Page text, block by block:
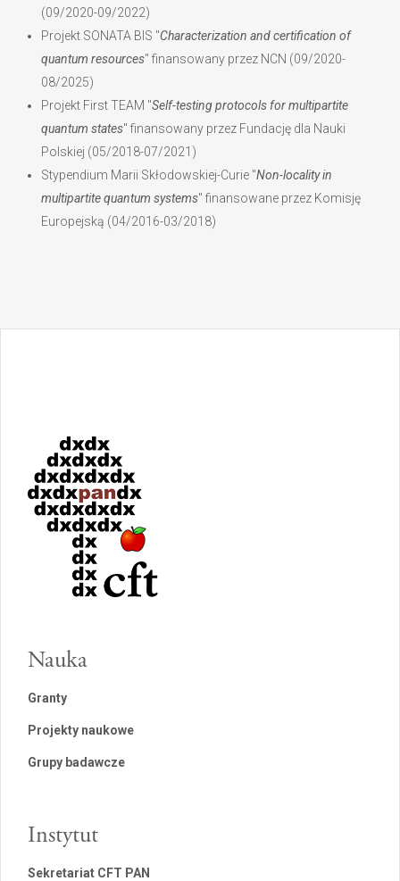
(09/2020-09/2022)
Projekt SONATA BIS "Characterization and certification of
quantum resources" finansowany przez NCN (09/2020-
08/2025)
Projekt First TEAM "Self-testing protocols for multipartite
quantum states" finansowany przez Fundację dla Nauki
Polskiej (05/2018-07/2021)
Stypendium Marii Skłodowskiej-Curie "Non-locality in
multipartite quantum systems" finansowane przez Komisję
Europejską (04/2016-03/2018)
Nauka
Granty
Projekty naukowe
Grupy badawcze
Instytut
Sekretariat CFT PAN